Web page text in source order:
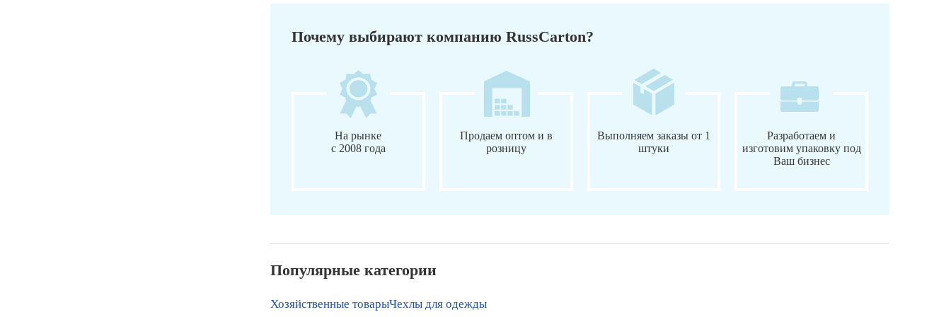
Почему выбирают компанию RussCarton?
На рынке
с 2008 года
Продаем оптом и в
розницу
Выполняем заказы от 1
штуки
Разработаем и
изготовим упаковку под
Ваш бизнес
Популярные категории
Хозяйственные товарыЧехлы для одежды